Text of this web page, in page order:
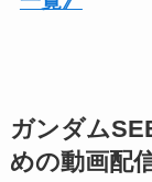
ガンダム
めの動画配